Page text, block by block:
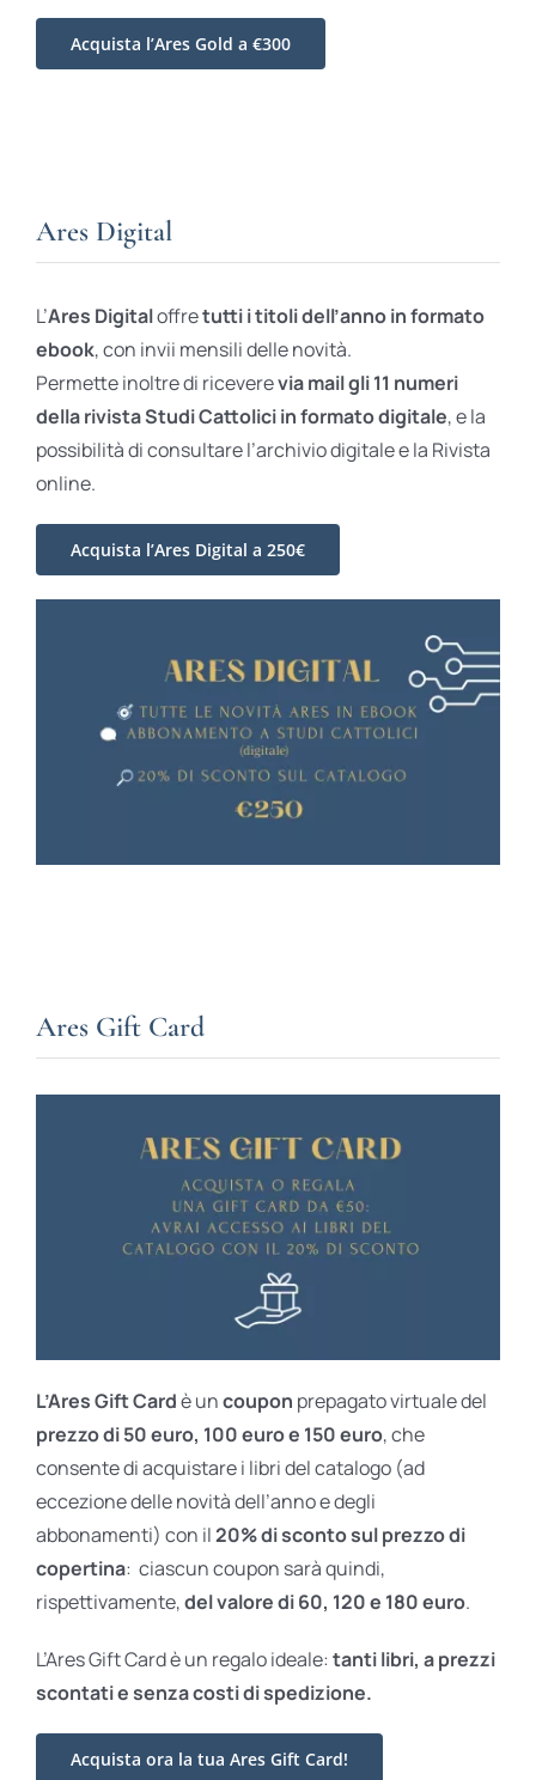
Acquista l’Ares Gold a €300
Ares Digital
L’Ares Digitaloffretutti i titoli dell’anno in formato
ebook, con invii mensili delle novità.
Permette inoltre di riceverevia mail gli 11 numeri
della rivista Studi Cattolici in formato digitale, e la
possibilità di consultare l’archivio digitale e la Rivista
online.
Acquista l’Ares Digital a 250€
Ares Gift Card
L’Ares Gift Cardè uncoupon prepagato virtuale del
prezzo di 50 euro, 100 euro e 150 euro, che
consente di acquistare i libri del catalogo (ad
eccezione delle novità dell’anno e degli
abbonamenti) con il20% di sconto sul prezzo di
copertina: ciascun coupon sarà quindi,
rispettivamente,del valore di 60, 120 e 180 euro.
L’Ares Gift Card è un regalo ideale: tanti libri, a prezzi
scontati esenza costi di spedizione.
Acquista ora la tua Ares Gift Card!